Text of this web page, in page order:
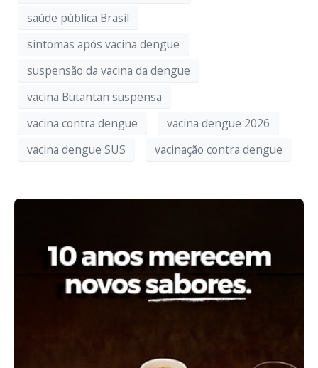
saúde pública Brasil
sintomas após vacina dengue
suspensão da vacina da dengue
vacina Butantan suspensa
vacina contra dengue
vacina dengue 2026
vacina dengue SUS
vacinação contra dengue